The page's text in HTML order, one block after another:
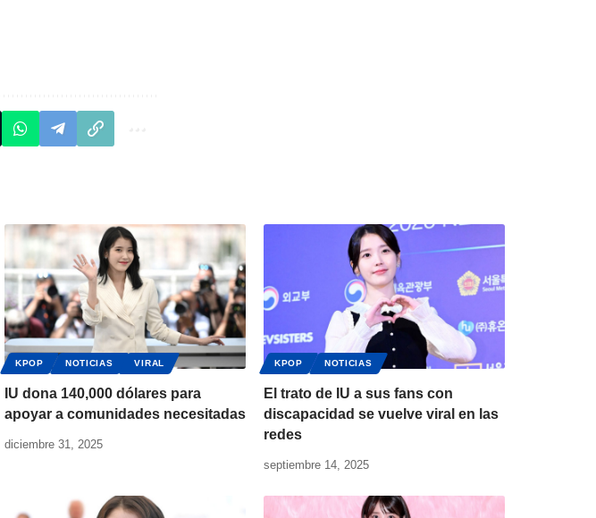
KPOP NOTICIAS VIRAL
IU dona 140,000 dólares para
apoyar a comunidades necesitadas
diciembre 31, 2025
KPOP NOTICIAS
El trato de IU a sus fans con
discapacidad se vuelve viral en las
redes
septiembre 14, 2025